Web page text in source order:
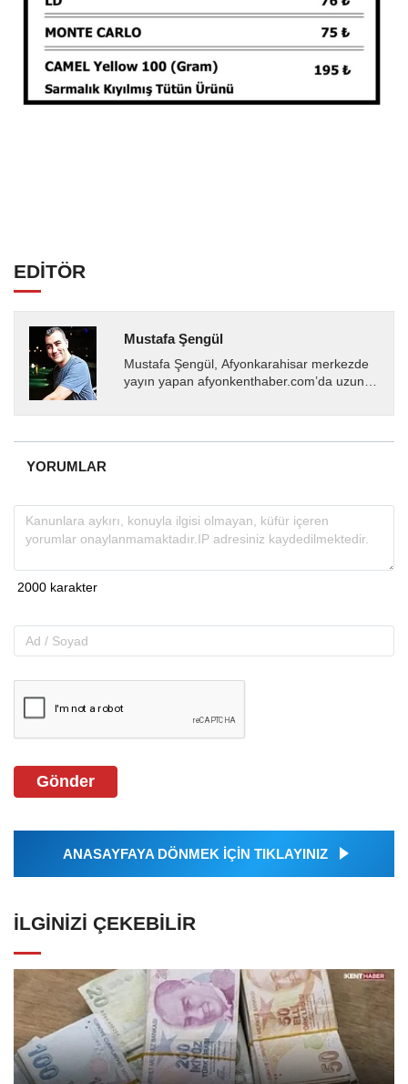
EDİTÖR
Mustafa Şengül
Mustafa Şengül, Afyonkarahisar merkezde
yayın yapan afyonkenthaber.com’da uzun
almakta, haber akışı...
YORUMLAR
Gönder
ANASAYFAYA DÖNMEK İÇİN TIKLAYINIZ
İLGINIZI ÇEKEBILIR